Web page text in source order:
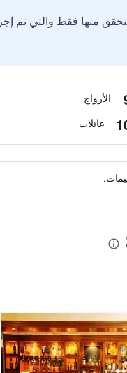
منها فقط والتي تم
الأزواج
عائلات